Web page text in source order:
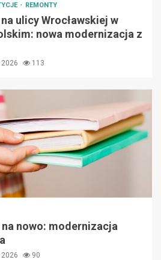
REMONTY
ulicy Wrocławskiej w
nowa modernizacja z
113
nowo: modernizacja
90